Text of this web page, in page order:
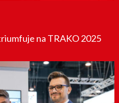
na TRAKO 2025